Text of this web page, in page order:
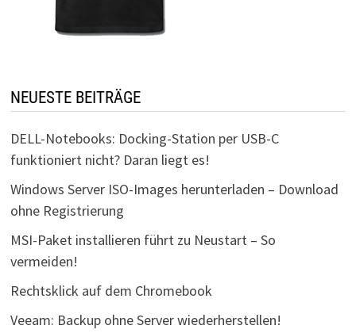
NEUESTE BEITRÄGE
DELL-Notebooks: Docking-Station per USB-C
funktioniert nicht? Daran liegt es!
Windows Server ISO-Images herunterladen – Download
ohne Registrierung
MSI-Paket installieren führt zu Neustart – So
vermeiden!
Rechtsklick auf dem Chromebook
Veeam: Backup ohne Server wiederherstellen!